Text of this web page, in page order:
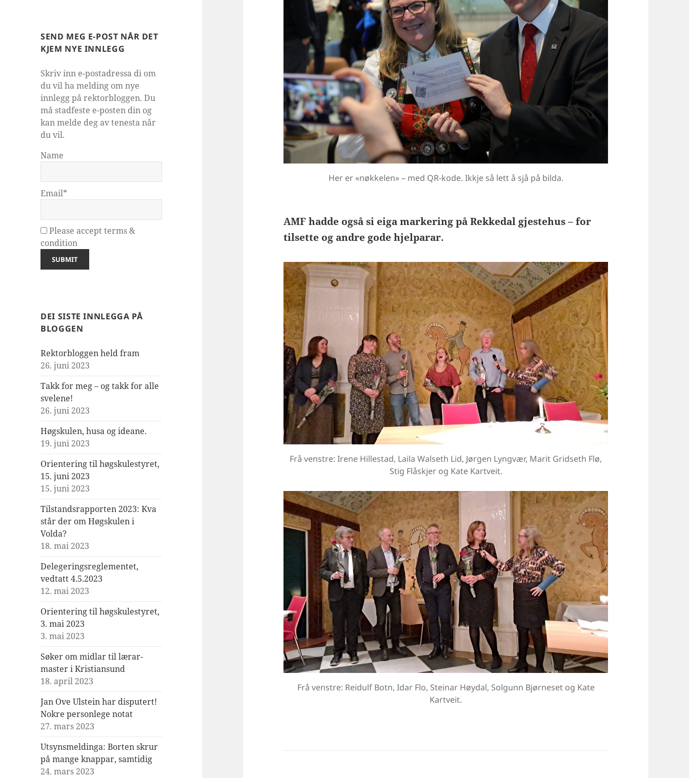
SEND MEG E-POST NÅR DET
KJEM NYE INNLEGG
Skriv inn e-postadressa di om
du vil ha melding om nye
innlegg på rektorbloggen. Du
må stadfeste e-posten din og
kan melde deg av tenesta når
du vil.
Name
Email*
Please accept terms &
condition
DEI SISTE INNLEGGA PÅ
BLOGGEN
Rektorbloggen held fram
26. juni 2023
Takk for meg – og takk for alle
svelene!
26. juni 2023
Høgskulen, husa og ideane.
19. juni 2023
Orientering til høgskulestyret,
15. juni 2023
15. juni 2023
Tilstandsrapporten 2023: Kva
står der om Høgskulen i
Volda?
18. mai 2023
Delegeringsreglementet,
vedtatt 4.5.2023
12. mai 2023
Orientering til høgskulestyret,
3. mai 2023
3. mai 2023
Søker om midlar til lærar-
master i Kristiansund
18. april 2023
Jan Ove Ulstein har disputert!
Nokre personlege notat
27. mars 2023
Utsynsmeldinga: Borten skrur
på mange knappar, samtidig
24. mars 2023
Her er «nøkkelen» – med QR-kode. Ikkje så lett å sjå på bilda.
AMF hadde også si eiga markering på Rekkedal gjestehus – for
tilsette og andre gode hjelparar.
Frå venstre: Irene Hillestad, Laila Walseth Lid, Jørgen Lyngvær, Marit Gridseth Flø,
Stig Flåskjer og Kate Kartveit.
Frå venstre: Reidulf Botn, Idar Flo, Steinar Høydal, Solgunn Bjørneset og Kate
Kartveit.